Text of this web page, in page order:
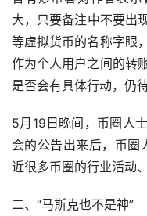
大，只要备注中不要出
等虚拟货币的名称字眼
作为个人用户之间的转
是否会有具体行动，仍待
5月19日晚间，币圈人
会的公告出来后，币圈
近很多币圈的行业活动
二、“马斯克也不是神”